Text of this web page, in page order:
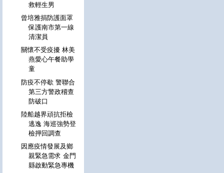
救輕生男
曾培雅捐防護面罩
保護南市第一線
清潔員
關懷不受疫擾 林美
燕愛心午餐助學
童
防疫不停歇 警聯合
第三方警政稽查
防破口
陸船越界頑抗拒檢
逃逸 海巡強勢登
檢押回調查
因應疫情發展及鄉
親緊急需求 金門
縣啟動緊急專機